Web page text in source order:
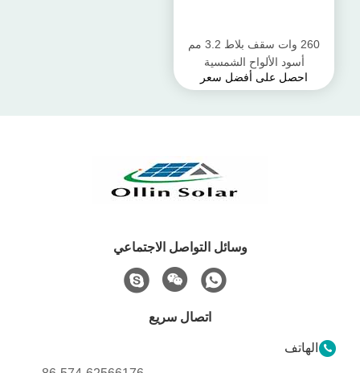
260 وات سقف بلاط 3.2 مم
أسود الألواح الشمسية
الكهروضوئية بناء الطاقة
احصل على أفضل سعر
وسائل التواصل الاجتماعي
اتصال سريع
الهاتف